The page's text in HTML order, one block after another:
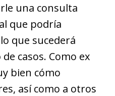
una consulta
que podría
que sucederá
casos. Como ex
bien cómo
así como a otros